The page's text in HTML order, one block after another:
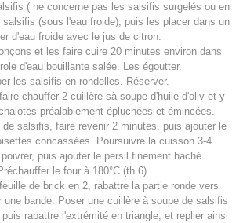
( ne concerne pas les salsifis surgelés ou en
(sous l'eau froide), puis les placer dans un
d'eau froide avec le jus de citron.
et les faire cuire 20 minutes environ dans
d'eau bouillante salée. Les égoutter.
les salsifis en rondelles. Réserver.
chauffer 2 cuillère sà soupe d'huile d'oliv et y
préalablement épluchées et émincées.
salsifis, faire revenir 2 minutes, puis ajouter le
concassées. Poursuivre la cuisson 3-4
puis ajouter le persil finement haché.
le four à 180°C (th.6).
de brick en 2, rabattre la partie ronde vers
une bande. Poser une cuillère à soupe de salsifis
rabattre l'extrémité en triangle, et replier ainsi